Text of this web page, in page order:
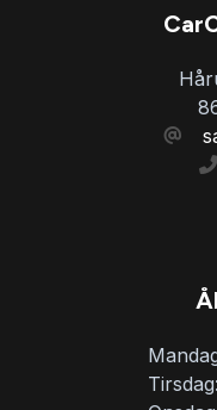
Fjernbetjent
Fuld LED
Tirsdag: